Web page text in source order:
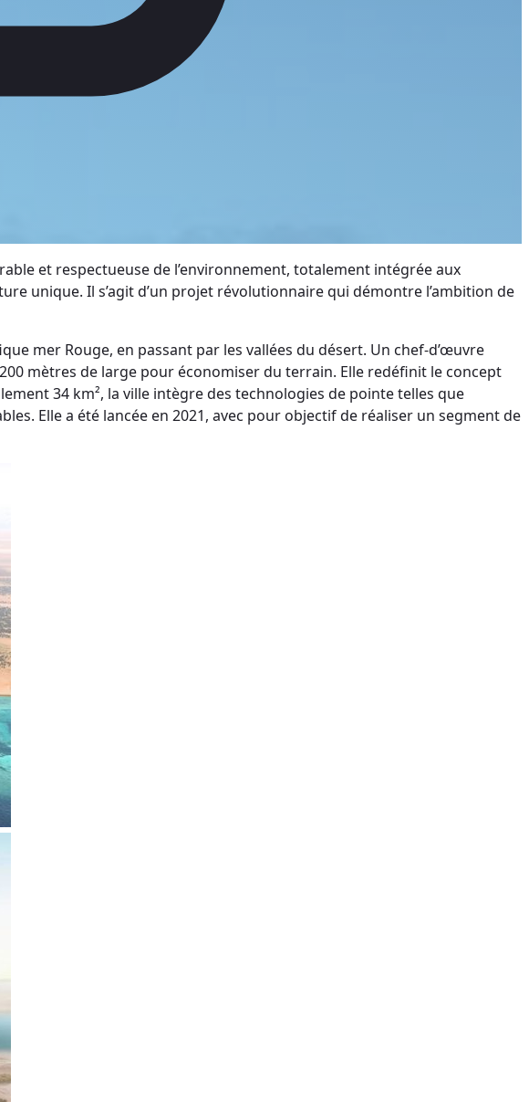
et respectueuse de l’environnement, totalement intégrée aux
unique. Il s’agit d’un projet révolutionnaire qui démontre l’ambition de
mer Rouge, en passant par les vallées du désert. Un chef-d’œuvre
mètres de large pour économiser du terrain. Elle redéfinit le concept
34 km², la ville intègre des technologies de pointe telles que
Elle a été lancée en 2021, avec pour objectif de réaliser un segment de